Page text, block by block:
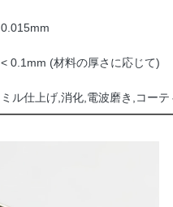
0.015mm
< 0.1mm (材料の厚さに応じて)
ミル仕上げ,消化,電波磨き,コー